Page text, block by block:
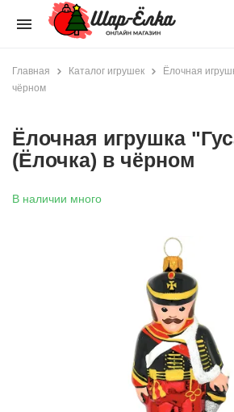
menu
Главная Каталог игрушек
Ёлочная
чёрном
Ёлочная игрушка
(Ёлочка) в чёрном
В наличии много